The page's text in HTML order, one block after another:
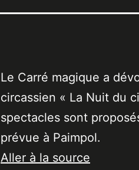
Le Carré magique a
circassien « La Nuit du
spectacles sont
prévue à Paimpol.
Aller à la source